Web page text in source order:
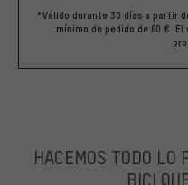
*Válido durante 30 días a partir
mínimo de pedido de 60 €.
HACEMOS TODO
BICI